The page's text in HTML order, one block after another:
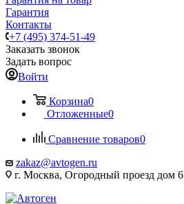
Гарантия
Контакты
+7 (495) 374-51-49
Заказать звонок
Задать вопрос
Войти
Корзина0
Отложенные0
Сравнение товаров0
zakaz@avtogen.ru
г. Москва, Огородный проезд дом 6